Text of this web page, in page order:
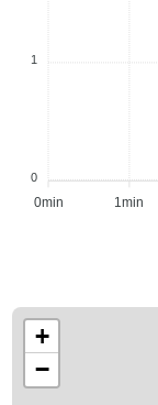
1
0
0min 1min
+
−